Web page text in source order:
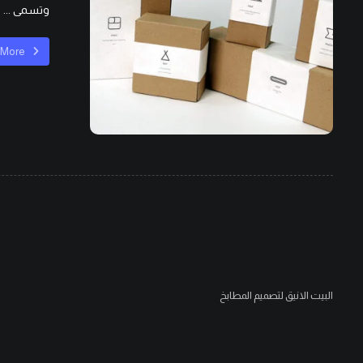
وتسمى ...
البيت الانيق لتصميم المطابخ